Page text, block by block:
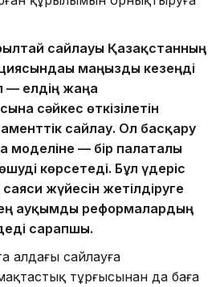
сайлауы Қазақстанның
маңызды кезеңді
— елдің жаңа
сәйкес өткізілетін
сайлау. Ол басқару
моделіне — бір палаталы
көрсетеді. Бұл үдеріс
жүйесін жетілдіруге
ауқымды реформалардың
сарапшы.
алдағы сайлауға
тұрғысынан да баға